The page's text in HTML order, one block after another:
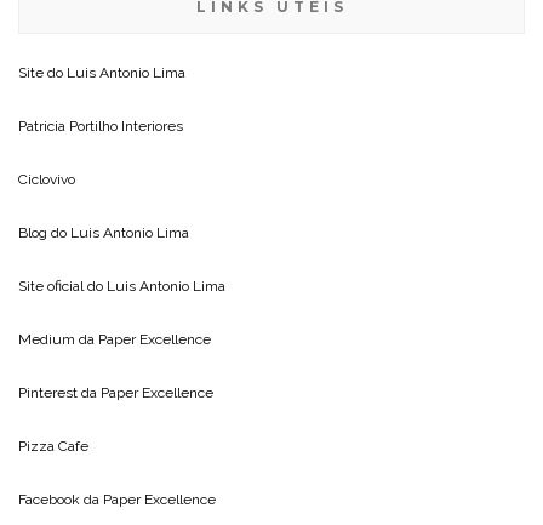
LINKS ÚTEIS
Site do Luis Antonio Lima
Patricia Portilho Interiores
Ciclovivo
Blog do Luis Antonio Lima
Site oficial do Luis Antonio Lima
Medium da Paper Excellence
Pinterest da Paper Excellence
Pizza Cafe
Facebook da Paper Excellence